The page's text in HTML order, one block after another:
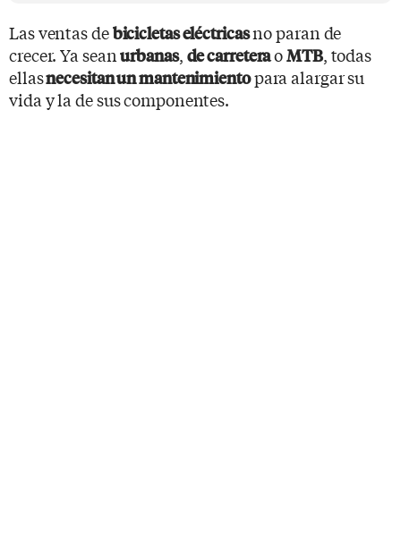
Las ventas debicicletas eléctricasno paran de
crecer. Ya seanurbanas, de carreteraoMTB, todas
ellasnecesitan un mantenimientopara alargar su
vida y la de sus componentes.